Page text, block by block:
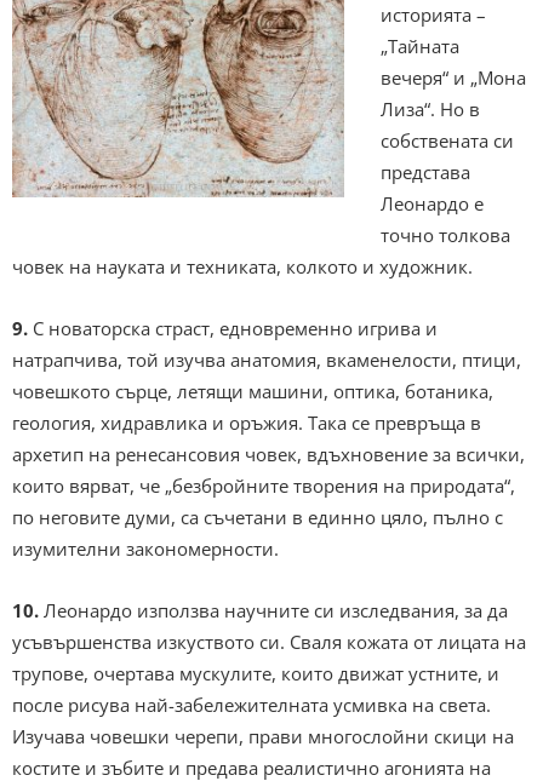
историята –
„Тайната
вечеря“ и „Мона
Лиза“. Но в
собствената си
представа
Леонардо е
точно толкова
човек на науката и техниката, колкото и художник.
9. С новаторска страст, едновременно игрива и
натрапчива, той изучва анатомия, вкаменелости, птици,
човешкото сърце, летящи машини, оптика, ботаника,
геология, хидравлика и оръжия. Така се превръща в
архетип на ренесансовия човек, вдъхновение за всички,
които вярват, че „безбройните творения на природата“,
по неговите думи, са съчетани в единно цяло, пълно с
изумителни закономерности.
10. Леонардо използва научните си изследвания, за да
усъвършенства изкуството си. Сваля кожата от лицата на
трупове, очертава мускулите, които движат устните, и
после рисува най-забележителната усмивка на света.
Изучава човешки черепи, прави многослойни скици на
костите и зъбите и предава реалистично агонията на